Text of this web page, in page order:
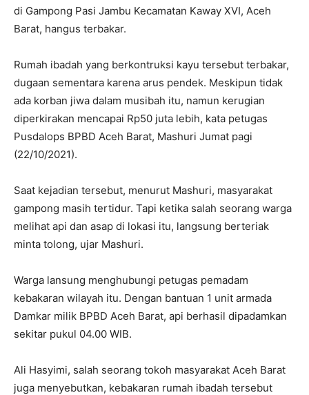
di Gampong Pasi Jambu Kecamatan Kaway XVI, Aceh
Barat, hangus terbakar.
Rumah ibadah yang berkontruksi kayu tersebut terbakar,
dugaan sementara karena arus pendek. Meskipun tidak
ada korban jiwa dalam musibah itu, namun kerugian
diperkirakan mencapai Rp50 juta lebih, kata petugas
Pusdalops BPBD Aceh Barat, Mashuri Jumat pagi
(22/10/2021).
Saat kejadian tersebut, menurut Mashuri, masyarakat
gampong masih tertidur. Tapi ketika salah seorang warga
melihat api dan asap di lokasi itu, langsung berteriak
minta tolong, ujar Mashuri.
Warga lansung menghubungi petugas pemadam
kebakaran wilayah itu. Dengan bantuan 1 unit armada
Damkar milik BPBD Aceh Barat, api berhasil dipadamkan
sekitar pukul 04.00 WIB.
Ali Hasyimi, salah seorang tokoh masyarakat Aceh Barat
juga menyebutkan, kebakaran rumah ibadah tersebut